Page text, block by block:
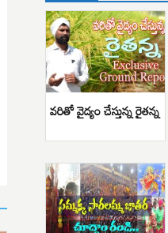
వరితో వైద్యం చేస్తున్న రైతన్న